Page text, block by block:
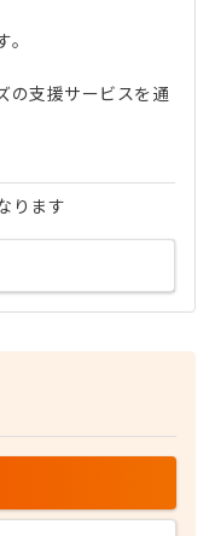
の支援サービスを通
ります